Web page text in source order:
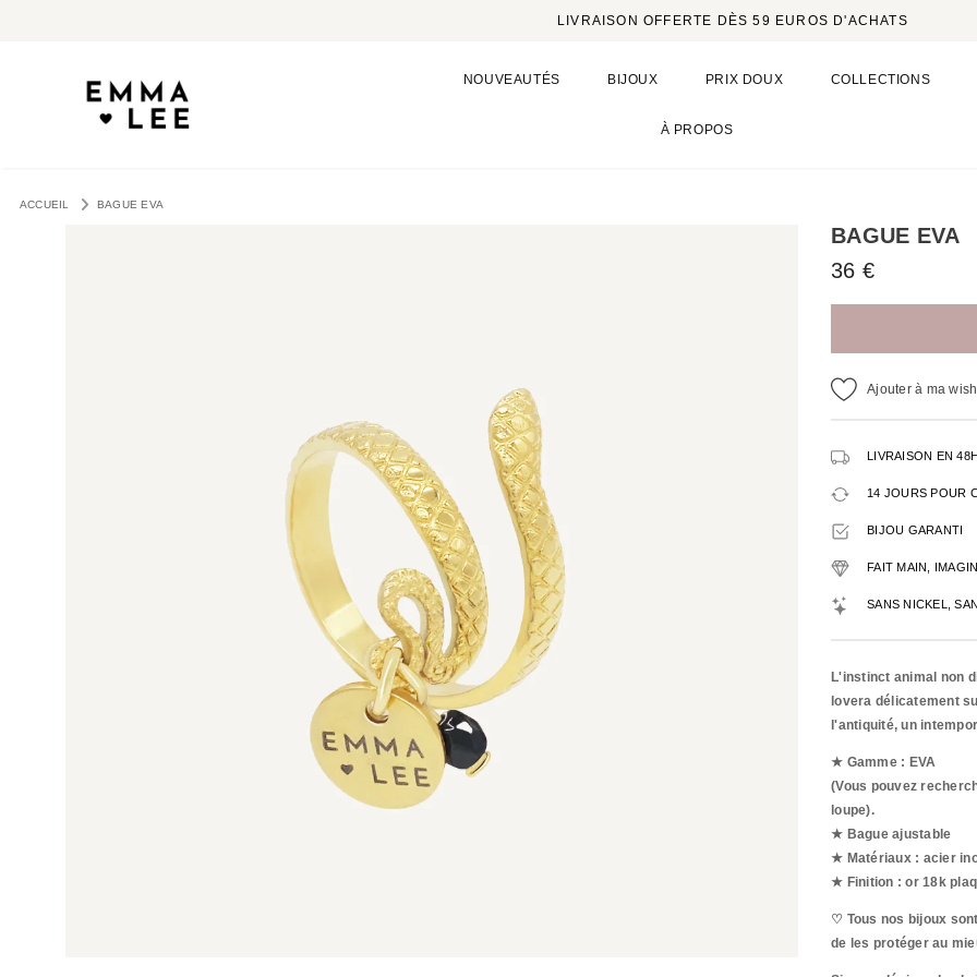
LIVRAISON OFFERTE DÈS 59 EUROS D'ACHATS
NOUVEAUTÉS BIJOUX PRIX DOUX COLLECTIONS
À PROPOS
ACCUEIL BAGUE EVA
BAGUE EVA
36 €
Ajouter à ma
LIVRAISON EN
14 JOURS POUR
BIJOU GARANTI
FAIT MAIN,
SANS NICKEL,
L'instinct animal non
lovera délicatement
l'antiquité, un
★ Gamme : EVA
(Vous pouvez
loupe).
★ Bague ajustable
★ Matériaux : acier
★ Finition : or 18k
♡ Tous nos bijoux
de les protéger au